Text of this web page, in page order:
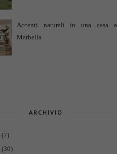
Accenti naturali in una casa a
Marbella
ARCHIVIO
(7)
(30)